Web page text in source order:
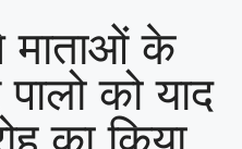
माताओं के
को याद